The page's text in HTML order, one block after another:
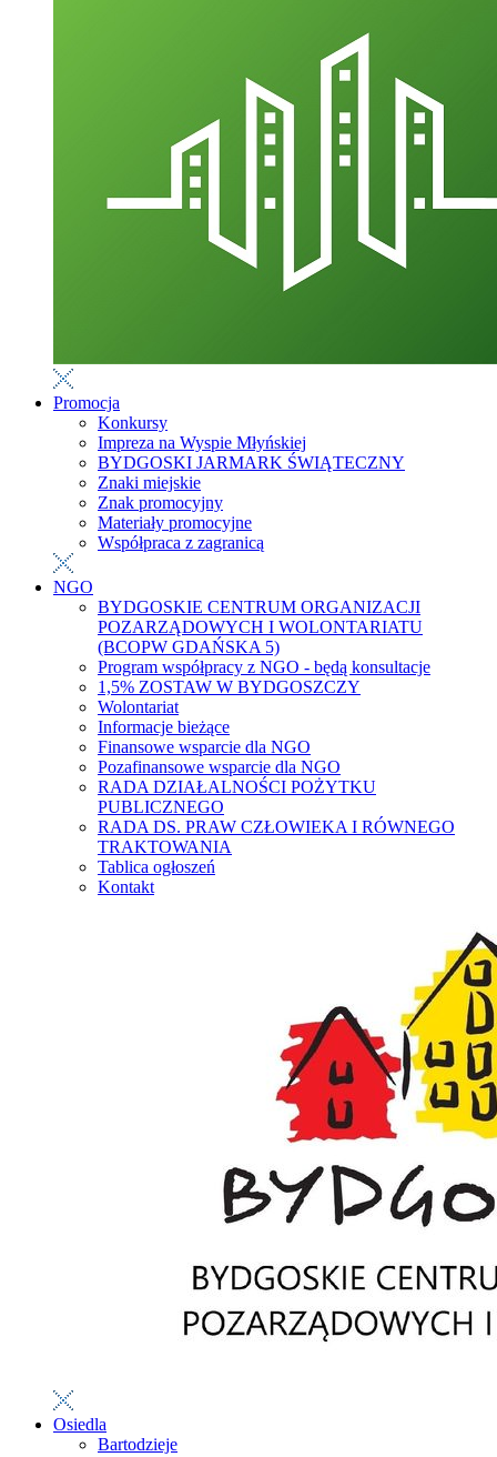
Promocja
Konkursy
Impreza na Wyspie Młyńskiej
BYDGOSKI JARMARK ŚWIĄTECZNY
Znaki miejskie
Znak promocyjny
Materiały promocyjne
Współpraca z zagranicą
NGO
BYDGOSKIE CENTRUM ORGANIZACJI
POZARZĄDOWYCH I WOLONTARIATU
(BCOPW GDAŃSKA 5)
Program współpracy z NGO - będą konsultacje
1,5% ZOSTAW W BYDGOSZCZY
Wolontariat
Informacje bieżące
Finansowe wsparcie dla NGO
Pozafinansowe wsparcie dla NGO
RADA DZIAŁALNOŚCI POŻYTKU
PUBLICZNEGO
RADA DS. PRAW CZŁOWIEKA I RÓWNEGO
TRAKTOWANIA
Tablica ogłoszeń
Kontakt
Osiedla
Bartodzieje